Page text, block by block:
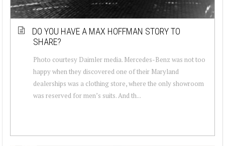
DO YOU HAVE A MAX HOFFMAN STORY TO
SHARE?
Photo courtesy Daimler media. Mercedes-Benz was not too
happy when they discovered one of their Maryland
dealerships was a clothing store, where the only showroom
was reserved for men’s suits. And th...